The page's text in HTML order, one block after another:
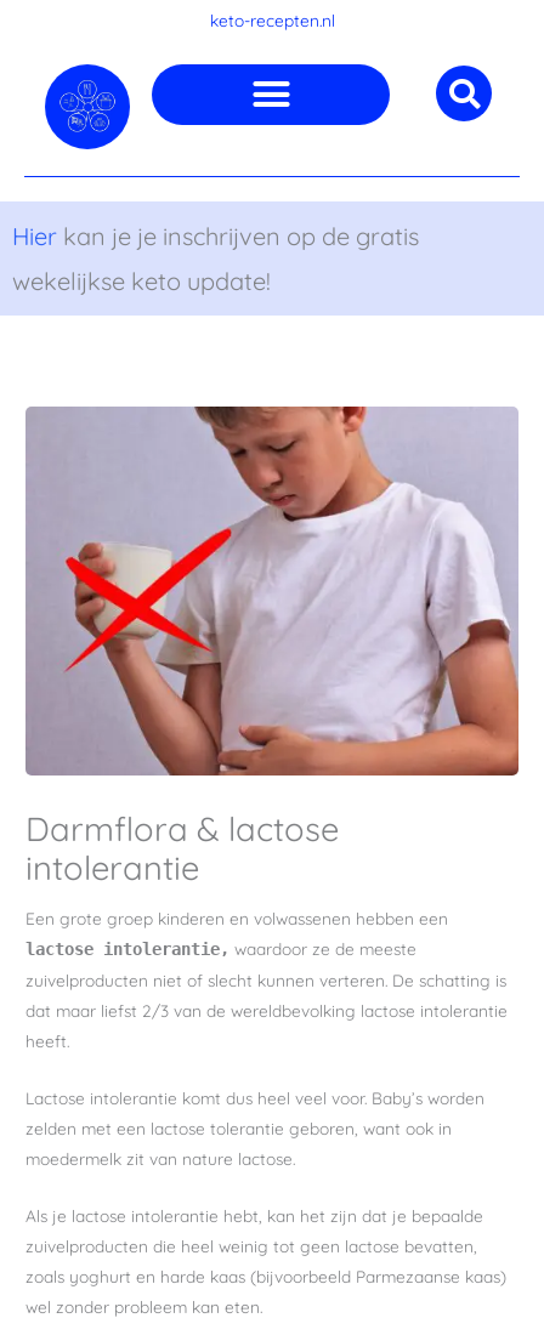
inhoud
keto-recepten.nl
Hier kan je je inschrijven op de gratis
wekelijkse keto update!
Darmflora & lactose
intolerantie
Een grote groep kinderen en volwassenen hebben een
lactose intolerantie, waardoor ze de meeste
zuivelproducten niet of slecht kunnen verteren. De schatting is
dat maar liefst 2/3 van de wereldbevolking lactose intolerantie
heeft.
Lactose intolerantie komt dus heel veel voor. Baby’s worden
zelden met een lactose tolerantie geboren, want ook in
moedermelk zit van nature lactose.
Als je lactose intolerantie hebt, kan het zijn dat je bepaalde
zuivelproducten die heel weinig tot geen lactose bevatten,
zoals yoghurt en harde kaas (bijvoorbeeld Parmezaanse kaas)
wel zonder probleem kan eten.